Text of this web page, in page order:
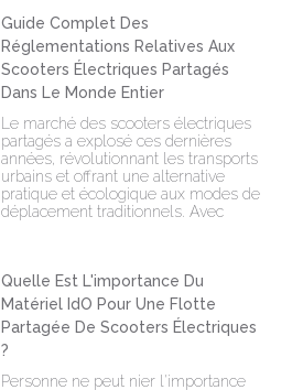
Guide Complet Des
Réglementations Relatives Aux
Scooters Électriques Partagés
Dans Le Monde Entier
Le marché des scooters électriques
partagés a explosé ces dernières
années, révolutionnant les transports
urbains et offrant une alternative
pratique et écologique aux modes de
déplacement traditionnels. Avec
Quelle Est L'importance Du
Matériel IdO Pour Une Flotte
Partagée De Scooters Électriques
?
Personne ne peut nier l'importance